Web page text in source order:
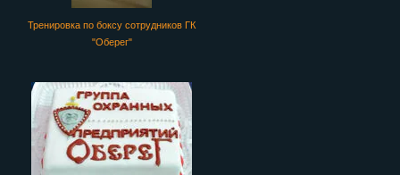
Тренировка по боксу сотрудников ГК
"Оберег"